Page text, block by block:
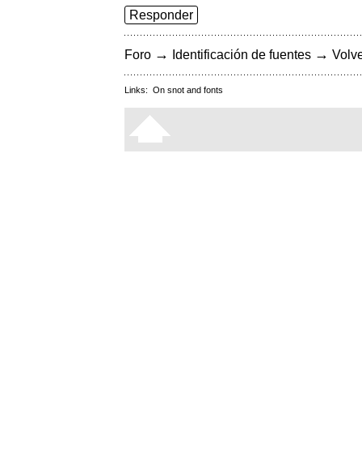
Responder
Foro → Identificación de fuentes →
Links: On snot and fonts